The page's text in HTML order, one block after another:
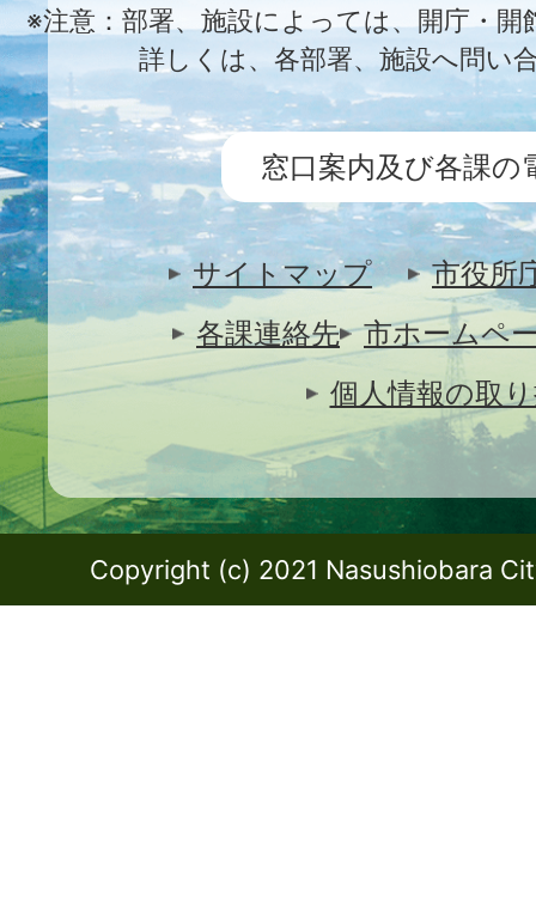
※注意：部署、施設によっては、開庁・
詳しくは、各部署、施設へ問い
窓口案内及び各課の
サイトマップ
市役所
各課連絡先
市ホームペ
個人情報の取
Copyright (c) 2021 Nasushiobara